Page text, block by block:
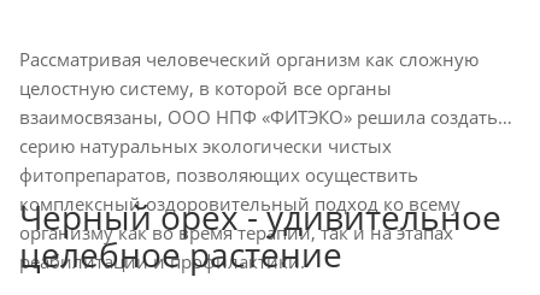
Рассматривая человеческий организм как сложную
целостную систему, в которой все органы
взаимосвязаны, ООО НПФ «ФИТЭКО» решила создать
серию натуральных экологически чистых
фитопрепаратов, позволяющих осуществить
комплексный оздоровительный подход ко всему
организму как во время терапии, так и на этапах
реабилитации и профилактики.
Черный орех - удивительное
целебное растение